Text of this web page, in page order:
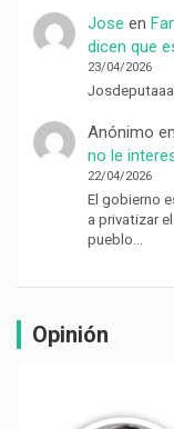
Jose en
dicen que
23/04/2026
Anónimo en
no le
22/04/2026
El gobierno
a privatizar
pueblo…
Opinión